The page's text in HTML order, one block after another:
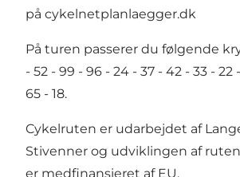
på cykelnetplanlaegger.dk
På turen passerer du følgende
- 52 - 99 - 96 - 24 - 37 - 42 - 33 - 22
65 - 18.
Cykelruten er udarbejdet af
Stivenner og udviklingen af ruten
er medfinansieret af EU.